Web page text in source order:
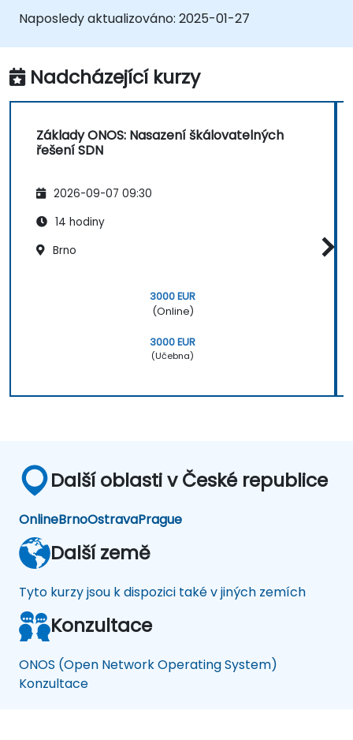
ONOS.
Prozkoumat funkce ONOS určené k
správě a škálování síťové infrastruktury.
Naposledy aktualizováno: 2025-01-27
Nadcházející kurzy
Základy ONOS: Nasazení škálovatelných
řešení SDN
2026-09-07 09:30
14 hodiny
Brno
3000 EUR
(Online)
3000 EUR
(Učebna)
Další oblasti v České republice
OnlineBrnoOstravaPrague
Další země
Tyto kurzy jsou k dispozici také v jiných zemích
Konzultace
ONOS (Open Network Operating System)
Konzultace